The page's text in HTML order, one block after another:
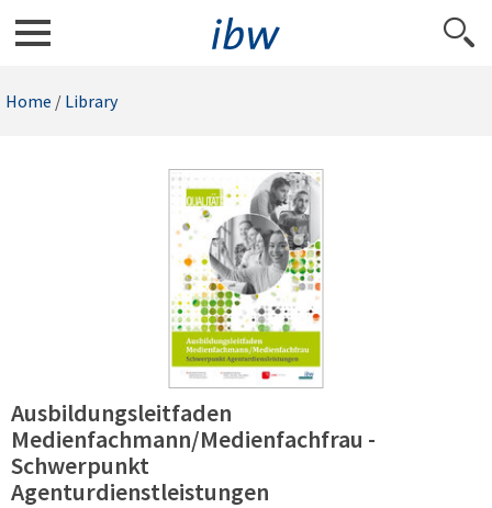
Home / Library
Ausbildungsleitfaden
Medienfachmann/Medienfachfrau -
Schwerpunkt
Agenturdienstleistungen